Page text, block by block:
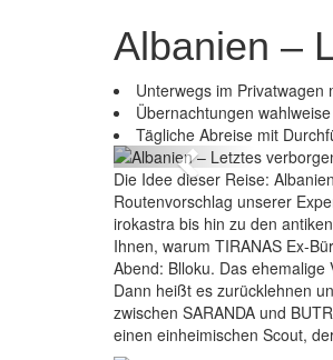
Albanien –
Unterwegs im Privatwagen
Übernachtungen
Tägliche Abreise mit
Previous
Die Idee dieser Reise:
Routenvorschlag unserer
irokastra bis hin zu den
Ihnen, warum TIRANAS Ex-
Abend: Blloku. Das
Dann heißt es zurücklehnen
zwischen SARANDA und
einen einheimischen Scout,